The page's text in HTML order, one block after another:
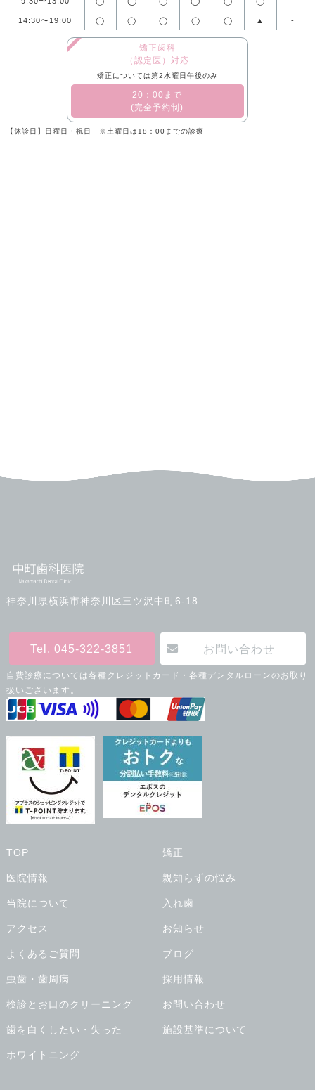
14:30〜19:00 ◯ ◯ ◯ ◯ ◯ ▲ -
矯正歯科
（認定医）対応
矯正については第2水曜日午後のみ
​20：00まで
(完全予約制)
【休診日】日曜日・祝日 ※土曜日は18：00までの診療
神奈川県横浜市神奈川区三ツ沢中町6-18
Tel. 045-322-3851 お問い合わせ
自費診療については各種クレジットカード・各種デンタルローンのお取り
扱いございます。
--
TOP
医院情報
当院について
アクセス
よくあるご質問
虫歯・歯周病
検診とお口のクリーニング
歯を白くしたい・失った
ホワイトニング
矯正
親知らずの悩み
入れ歯
お知らせ
ブログ
採用情報
お問い合わせ
施設基準について